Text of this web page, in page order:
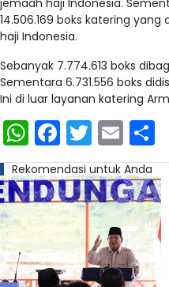
14.506.169 boks katering
haji Indonesia.
Sebanyak 7.774.613 boks
Sementara 6.731.556 boks
Ini di luar layanan katering
WhatsApp
Facebook
Twitter
Rekomendasi untuk Anda